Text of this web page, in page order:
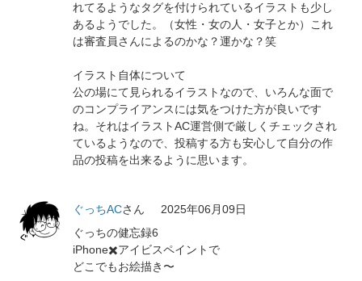
れてるようなタグを付けられているイラストも少し
あるようでした。（女性・女の人・女子とか）これ
は審査員さんによるのかな？運かな？笑
イラスト自体について
公の場にて見られるイラストなので、いろんな面で
のコンプライアンスには気をつけた方が良いです
ね。それはイラストAC運営側で厳しくチェックされ
ているようなので、投稿する方も安心して自分の作
品の投稿を出来るように思います。
ぐっちACさん
2025年06月09日
ぐっちの健忘録6
iPhone✖️アイビスペイントで
どこでもお絵描き〜